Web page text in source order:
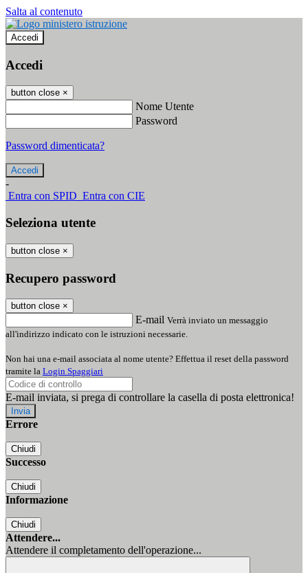
Salta al contenuto
Accedi
Accedi
button close ×
Nome Utente
Password
Password dimenticata?
-
Entra con SPID Entra con CIE
Seleziona utente
button close ×
Recupero password
button close ×
E-mail Verrà inviato un messaggio
all'indirizzo indicato con le istruzioni necessarie.
Non hai una e-mail associata al nome utente? Effettua il reset della password
tramite la Login Spaggiari
E-mail inviata, si prega di controllare la casella di posta elettronica!
Errore
Chiudi
Successo
Chiudi
Informazione
Chiudi
Attendere...
Attendere il completamento dell'operazione...